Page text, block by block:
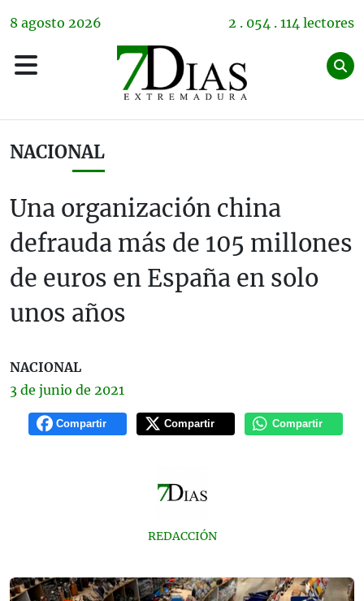
8 agosto 2026 2 . 054 . 114 lectores
NACIONAL
Una organización china
defrauda más de 105 millones
de euros en España en solo
unos años
NACIONAL
3 de junio de 2021
Compartir Compartir Compartir
REDACCIÓN